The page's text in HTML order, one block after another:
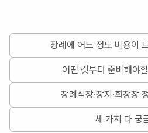
장례에 어느 정도 비용이
어떤 것부터 준비해야
장례식장·장지·화장장
세 가지 다 궁